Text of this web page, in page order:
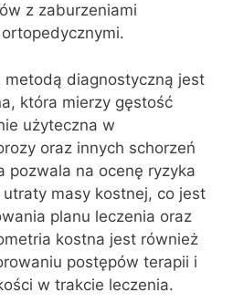
z zaburzeniami
metodą diagnostyczną jest
która mierzy gęstość
użyteczna w
oraz innych schorzeń
pozwala na ocenę ryzyka
utraty masy kostnej, co jest
planu leczenia oraz
kostna jest również
postępów terapii i
w trakcie leczenia.